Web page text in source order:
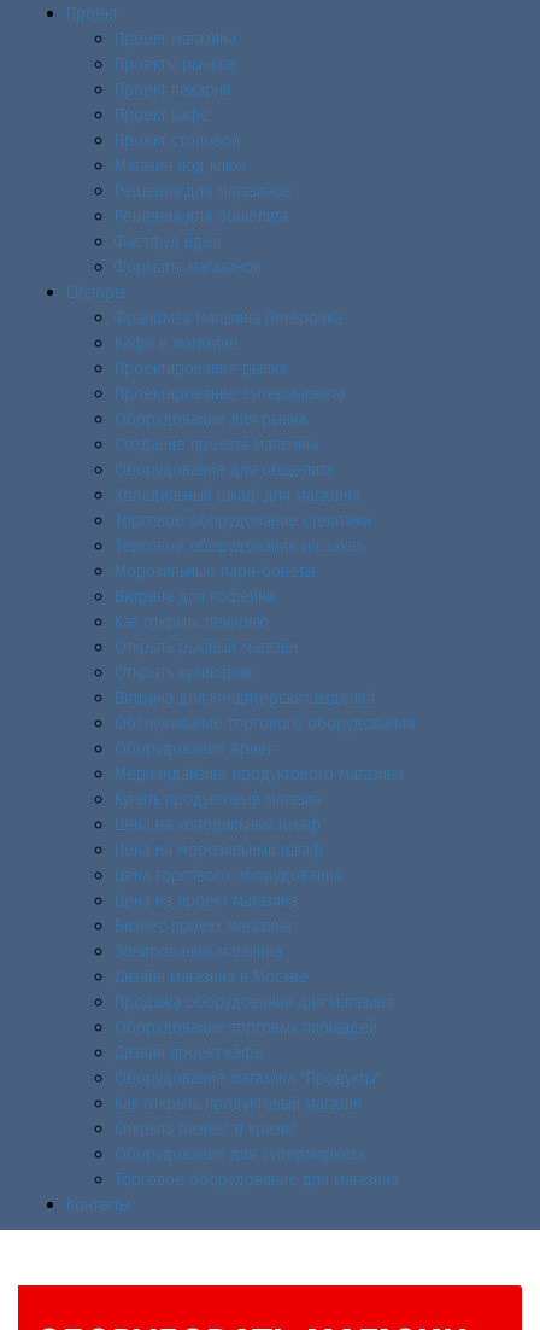
Проект
Проект магазина
Проекты рынков
Проект пекарни
Проект кафе
Проект столовой
Магазин под ключ
Решения для магазинов
Решения для общепита
Фастфуд идеи
Форматы магазинов
Обзоры
Франшиза магазина Пятёрочка
Кафе в магазине
Проектирование рынка
Проектирование супермаркета
Оборудование для рынка
Создание проекта магазина
Оборудование для общепита
Холодильный шкаф для магазина
Торговое оборудование стеллажи
Торговое оборудование на заказ
Морозильные лари-бонеты
Витрина для кофейни
Как открыть пекарню
Открыть рыбный магазин
Открыть кулинарию
Витрина для кондитерских изделий
Обслуживание торгового оборудования
Оборудование Арнег
Мерчандайзинг продуктового магазина
Купить продуктовый магазин
Цена на холодильный шкаф
Цена на морозильный шкаф
Цена торгового оборудования
Цена на проект магазина
Бизнес проект магазина
Зонирование магазина
Дизайн магазина в Москве
Продажа оборудования для магазина
Оборудование торговых площадей
Дизайн проект кафе
Оборудование магазина "Продукты"
Как открыть продуктовый магазин
Открыть бизнес в кризис
Оборудование для супермаркета
Торговое оборудование для магазина
Контакты